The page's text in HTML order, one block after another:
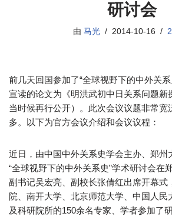
研讨会
由 马光 2014-10-16
前几天回国参加了“全球视野下的中外关
宣读的论文为《明洪武初中日关系问题新
当时候再行公开）。此次会议议题非常宽
多。以下为官方会议介绍和会议议程：
近日，由中国中外关系史学会主办、郑州
“全球视野下的中外关系史”学术研讨会在
副书记吴宏亮、副校长张倩红出席开幕式
院、南开大学、北京师范大学、中国人民
及科研院所的150余名专家、学者参加了研